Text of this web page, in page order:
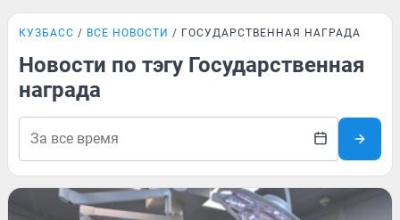
КУЗБАСС ВСЕ НОВОСТИ ГОСУДАРСТВЕННАЯ НАГРАДА
Новости по тэгу Государственная
награда